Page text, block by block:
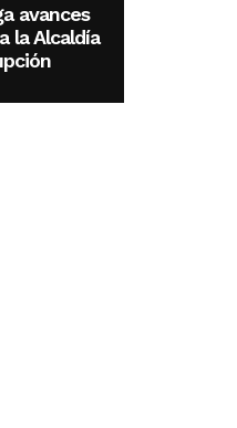
avances
la Alcaldía